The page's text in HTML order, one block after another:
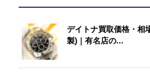
デイトナ買取価格・相
製)｜有名店の...